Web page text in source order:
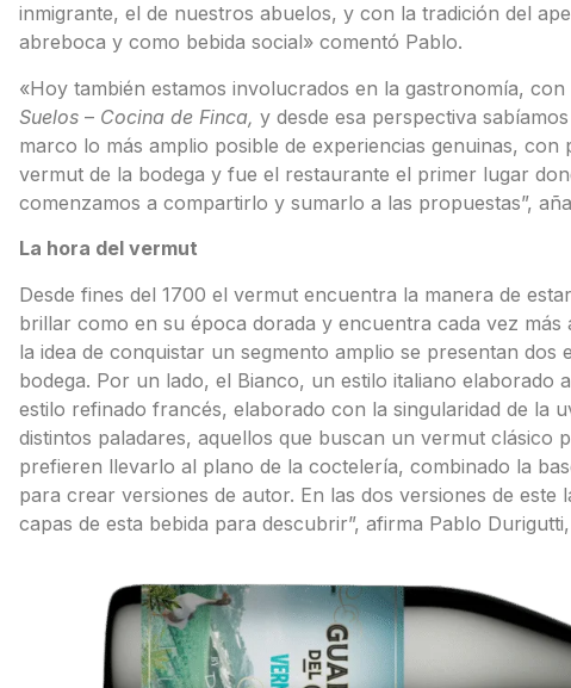
inmigrante, el de nuestros abuelos, y con la tradición del
abreboca y como bebida social» comentó Pablo.
«Hoy también estamos involucrados en la gastronomía,
Suelos– Cocina de Finca, y desde esa perspectiva
marco lo más amplio posible de experiencias genuinas,
vermut de la bodega y fue el restaurante el primer lugar
comenzamos a compartirlo y sumarlo a las propuestas”,
La hora del vermut
Desde fines del 1700 el vermut encuentra la manera de
brillar como en su época dorada y encuentra cada vez
la idea de conquistar un segmento amplio se presentan dos
bodega. Por un lado, el Bianco, un estilo italiano elaborado
estilo refinado francés, elaborado con la singularidad de la
distintos paladares, aquellos que buscan un vermut clásico
prefieren llevarlo al plano de la coctelería, combinado la
para crear versiones de autor. En las dos versiones de
capas de esta bebida para descubrir”, afirma Pablo